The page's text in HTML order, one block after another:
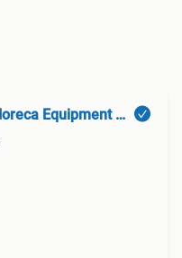
Gold Horeca Equipment B.V.